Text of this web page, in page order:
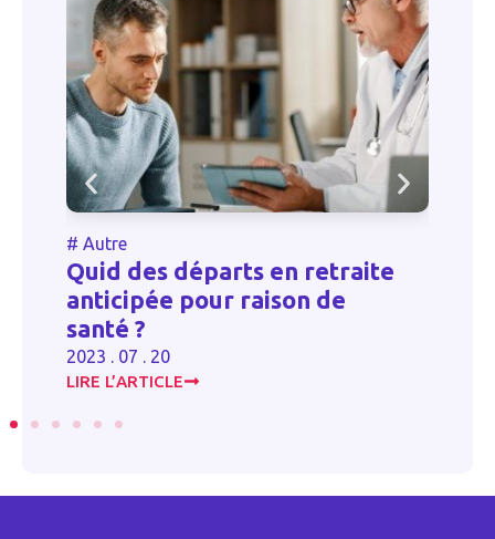
# Autre
Quid des départs en retraite
anticipée pour raison de
santé ?
2023 . 07 . 20
LIRE L’ARTICLE